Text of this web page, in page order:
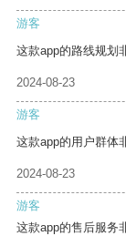
游客
这款app的路线规划
2024-08-23
游客
这款app的用户群体
2024-08-23
游客
这款app的售后服务